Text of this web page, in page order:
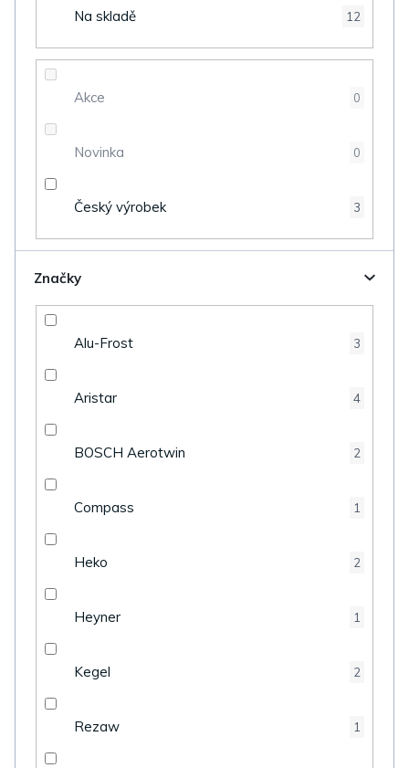
Na skladě 12
Akce 0
Novinka 0
Český výrobek 3
Značky
Alu-Frost 3
Aristar 4
BOSCH Aerotwin 2
Compass 1
Heko 2
Heyner 1
Kegel 2
Rezaw 1